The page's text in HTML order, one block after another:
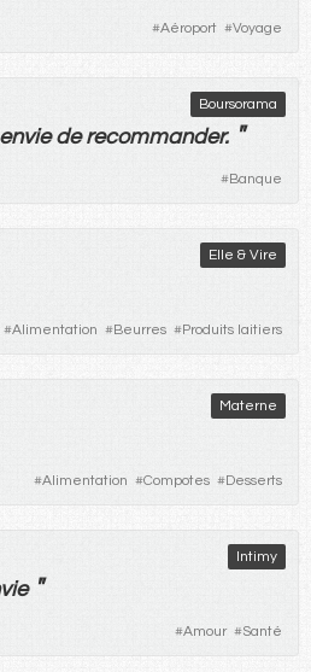
#Aéroport #Voyage
Boursorama
envie de recommander. "
#Banque
Elle & Vire
#Alimentation #Beurres #Produits laitiers
Materne
#Alimentation #Compotes #Desserts
Intimy
"
#Amour #Santé